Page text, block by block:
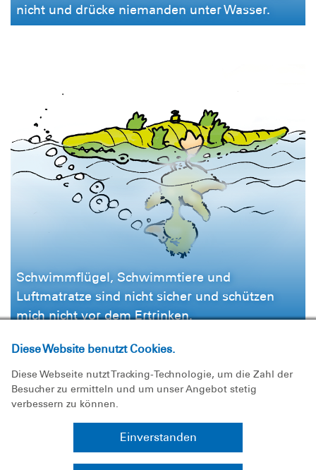
nicht und drücke niemanden unter Wasser.
Schwimmflügel, Schwimmtiere und
Luftmatratze sind nicht sicher und schützen
mich nicht vor dem Ertrinken.
Diese Website benutzt Cookies.
Diese Webseite nutzt Tracking-Technologie, um die Zahl der
Besucher zu ermitteln und um unser Angebot stetig
verbessern zu können.
Einverstanden